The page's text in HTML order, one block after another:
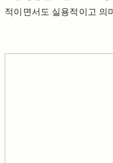
적이면서도 실용적이고 의